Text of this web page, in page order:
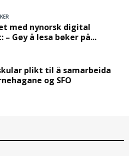
med nynorsk digital
– Gøy å lesa bøker på...
plikt til å samarbeida
og SFO